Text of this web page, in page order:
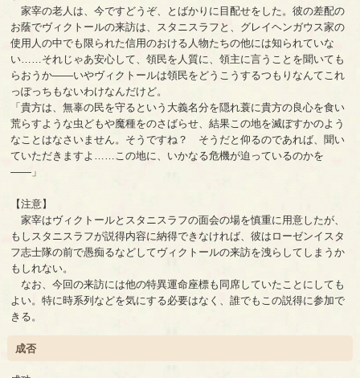
家宰の老人は、今ですどうぞ、とばかりに目配せをした。彼の差配の
お蔭でヴィクトールの来訪は、スタニスラフと、グレイヘンガウス家の
使用人の中でも限られた信用のおける人物たちの他には知られていな
い……それじゃあ安心して、領民を人質に、領主に言うことを聞いても
らおうか――いやヴィクトールは領民をどうこうするつもりなんてこれ
っぽっちもないわけなんだけど。
「貴方は、無辜の民を守るという大義名分を隠れ蓑に貴方の良心を食い
荒らすような虫どもや魔種をのさばらせ、結果この地を滅ぼすかのよう
なことはなさいません。そうですね？ そうだと仰るのであれば、聞い
ていただきますよ……この地に、いかなる危機が迫っているのかを
――」
【注意】
家宰はヴィクトールとスタニスラフの面会の場を慎重に用意したが、
もしスタニスラフが説得内容に納得できなければ、彼はローゼンイスタ
フ志士隊の前で愚痴るなどしてヴィクトールの来訪を洩らしてしまうか
もしれない。
なお、今回の来訪には他の特異運命座標も同席していたことにしても
よい。特に時系列などを気にする必要はなく、誰でもこの説得に参加で
きる。
成否